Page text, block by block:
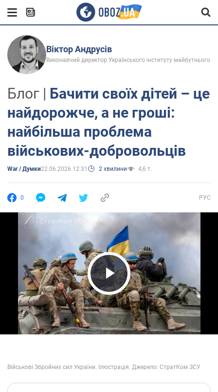
Віктор Андрусів
Виконавчий директор Українського інституту майбутнього
Блог | Бачити своїх дітей – це
найдорожче, а не гроші:
найбільша проблема
військових-добровольців
War / Думки22.06.2026 12:31 2 хвилини 4,6 т.
0 РУС
Play Video